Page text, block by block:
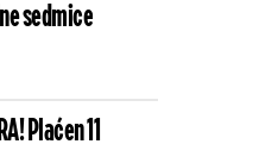
sedmice
Plaćen 11